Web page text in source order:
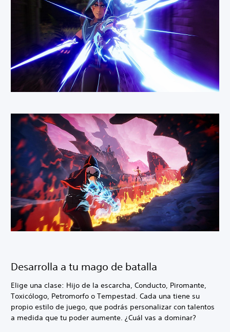
Desarrolla a tu mago de batalla
Elige una clase: Hijo de la escarcha, Conducto, Piromante,
Toxicólogo, Petromorfo o Tempestad. Cada una tiene su
propio estilo de juego, que podrás personalizar con talentos
a medida que tu poder aumente. ¿Cuál vas a dominar?